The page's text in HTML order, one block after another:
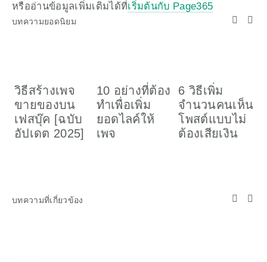
หรืออ่านข้อมูลเพิ่มเติมได้ที่เริ่มต้นกับ Page365
บทความยอดนิยม
วิธีสร้างเพจ
ขายของบน
เฟสบุ๊ค [ฉบับ
อัปเดต 2025]
10 อย่างที่ต้อง
ทำเพื่อเพิ่ม
ยอดไลค์ให้
เพจ
6 วิธีเพิ่ม
จำนวนคนเห็น
โพสต์แบบไม่
ต้องเสียเงิน
บทความที่เกี่ยวข้อง